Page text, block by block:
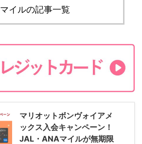
マイルの記事一覧
マリオットボンヴォイアメ
ックス入会キャンペーン！
JAL・ANAマイルが無期限